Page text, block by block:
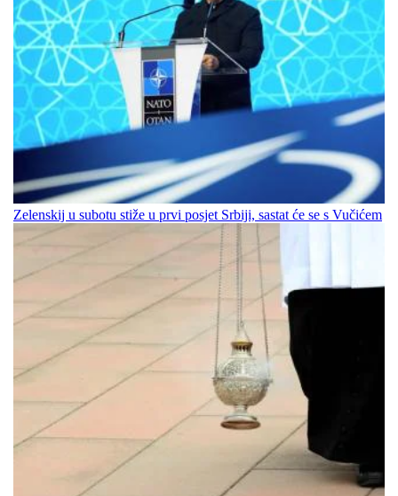
Zelenskij u subotu stiže u prvi posjet Srbiji, sastat će se s Vučićem